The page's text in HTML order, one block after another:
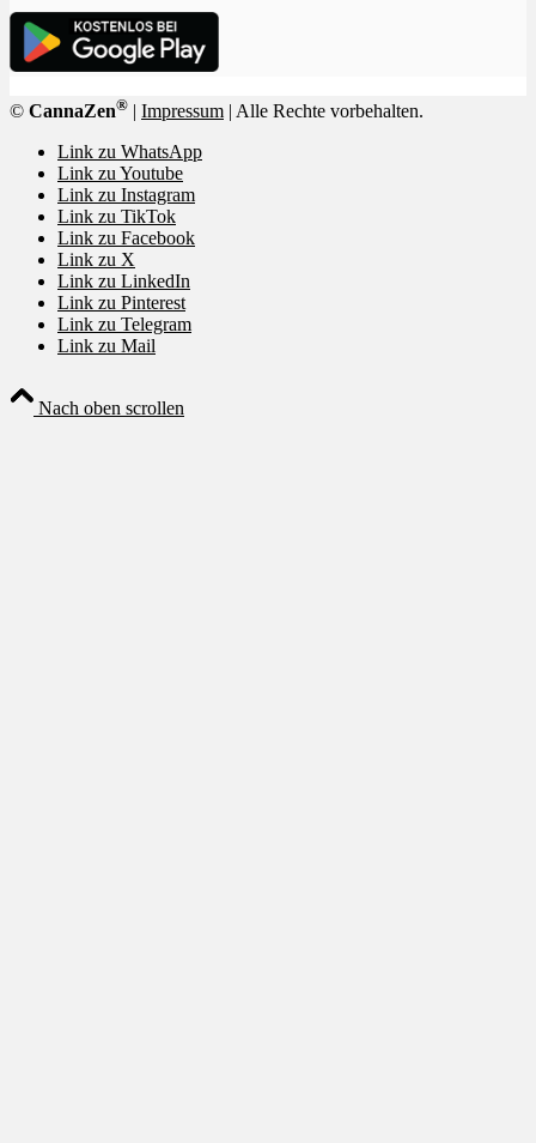
© CannaZen® | Impressum | Alle Rechte vorbehalten.
Link zu WhatsApp
Link zu Youtube
Link zu Instagram
Link zu TikTok
Link zu Facebook
Link zu X
Link zu LinkedIn
Link zu Pinterest
Link zu Telegram
Link zu Mail
Nach oben scrollen